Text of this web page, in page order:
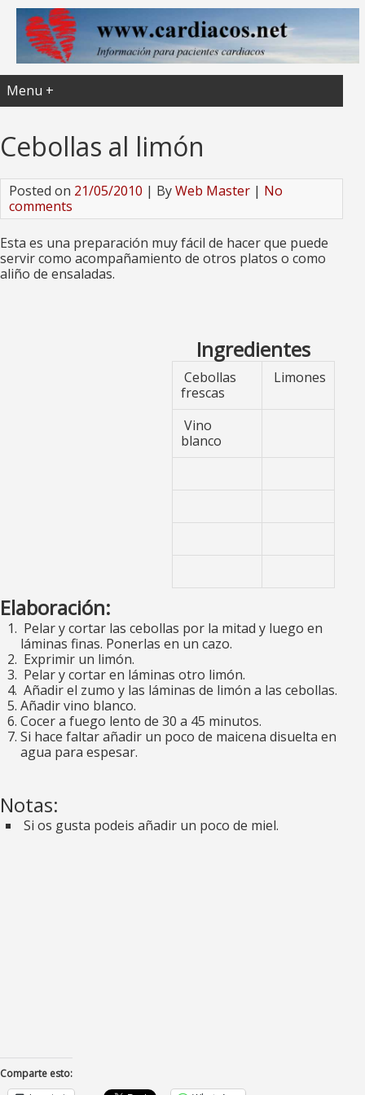
Menu +
Cebollas al limón
Posted on 21/05/2010 | ByWeb Master | No
comments
Esta es una preparación muy fácil de hacer que puede
servir como acompañamiento de otros platos o como
aliño de ensaladas.
Ingredientes
Cebollas
frescas
Limones
Vino
blanco
Elaboración:
Pelar y cortar las cebollas por la mitad y luego en
láminas finas. Ponerlas en un cazo.
Exprimir un limón.
Pelar y cortar en láminas otro limón.
Añadir el zumo y las láminas de limón a las cebollas.
Añadir vino blanco.
Cocer a fuego lento de 30 a 45 minutos.
Si hace faltar añadir un poco de maicena disuelta en
agua para espesar.
Notas:
Si os gusta podeis añadir un poco de miel.
Comparte esto: